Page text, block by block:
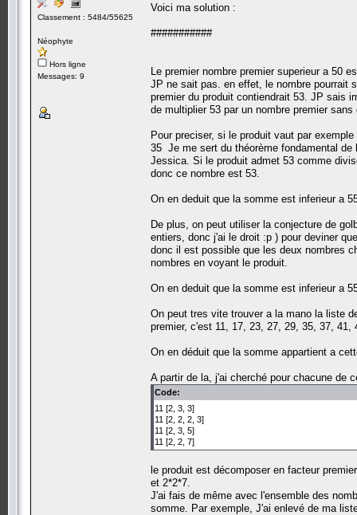
Classement : 5484/55625
Néophyte
Hors ligne
Messages: 9
Voici ma solution :
###########
Le premier nombre premier superieur a 50
JP ne sait pas. en effet, le nombre pourrait
premier du produit contiendrait 53. JP sais
de multiplier 53 par un nombre premier
Pour preciser, si le produit vaut par
35 Je me sert du théorème fondamental
Jessica. Si le produit admet 53 comme
donc ce nombre est 53.
On en deduit que la somme est inferieur a
De plus, on peut utiliser la conjecture de
entiers, donc j'ai le droit :p ) pour deviner
donc il est possible que les deux nombres
nombres en voyant le produit.
On en deduit que la somme est inferieur a
On peut tres vite trouver a la mano la liste
premier, c'est 11, 17, 23, 27, 29, 35, 37, 41,
On en déduit que la somme appartient a
A partir de la, j'ai cherché pour chacune de
Code:
11 [2, 3, 3]
11 [2, 2, 2, 3]
11 [2, 3, 5]
11 [2, 2, 7]
le produit est décomposer en facteur
et 2*2*7.
J'ai fais de même avec l'ensemble des
somme. Par exemple, J'ai enlevé de ma